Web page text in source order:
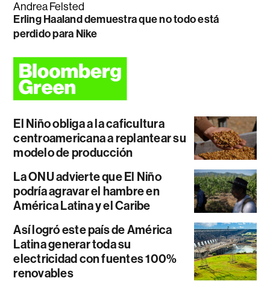
Andrea Felsted
Erling Haaland demuestra que no todo está
perdido para Nike
El Niño obliga a la caficultura
centroamericana a replantear su
modelo de producción
La ONU advierte que El Niño
podría agravar el hambre en
América Latina y el Caribe
Así logró este país de América
Latina generar toda su
electricidad con fuentes 100%
renovables